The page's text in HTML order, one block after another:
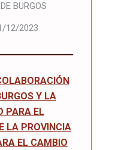
BURGOS
12/2023
Y LA
PARA EL
LA PROVINCIA
EL CAMBIO